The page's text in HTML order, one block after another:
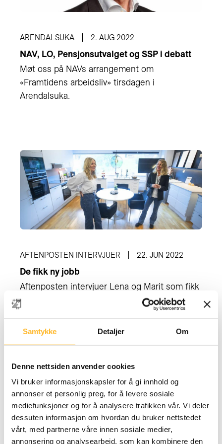
Samtykke Detaljer Om
Denne nettsiden anvender cookies
Vi bruker informasjonskapsler for å gi innhold og
annonser et personlig preg, for å levere sosiale
mediefunksjoner og for å analysere trafikken vår. Vi deler
dessuten informasjon om hvordan du bruker nettstedet
vårt, med partnerne våre innen sosiale medier,
annonsering og analysearbeid, som kan kombinere den
ARENDALSUKA 2. AUG 2022
NAV, LO, Pensjonsutvalget og SSP i debatt
Møt oss på NAVs arrangement om
«Framtidens arbeidsliv» tirsdagen i
Arendalsuka.
AFTENPOSTEN INTERVJUER 22. JUN 2022
De fikk ny jobb
Aftenposten intervjuer Lena og Marit som fikk
jobb i JM da de var 56 og 61 år gamle. De har
fem gode råd til deg som søker jobb: